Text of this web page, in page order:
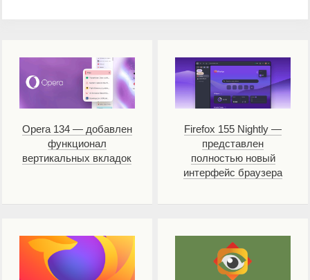
Opera 134 — добавлен
функционал
вертикальных вкладок
Firefox 155 Nightly —
представлен
полностью новый
интерфейс браузера